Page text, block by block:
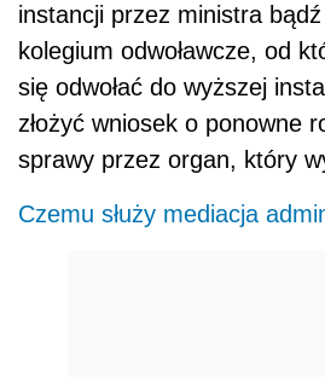
instancji przez ministra
kolegium odwoławcze, od
się odwołać do wyższej
złożyć wniosek o ponowne
sprawy przez organ, który
Czemu służy mediacja